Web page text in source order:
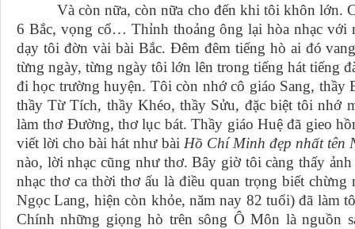
Và còn nữa, còn nữa cho đến khi tôi khôn lớn.
6 Bắc, vọng cổ… Thỉnh thoảng ông lại hòa nhạc với
dạy tôi đờn vài bài Bắc. Đêm đêm tiếng hò ai đó
từng ngày, từng ngày tôi lớn lên trong tiếng hát tiếng
đi học trường huyện. Tôi còn nhớ cô giáo Sang, thầy
thầy Từ Tích, thầy Khéo, thầy Sửu, đặc biệt tôi nhớ
làm thơ Đường, thơ lục bát. Thầy giáo Huệ đã gieo
viết lời cho bài hát như bài Hồ Chí Minh đẹp nhất tên
nào, lời nhạc cũng như thơ. Bây giờ tôi càng thấy
nhạc thơ ca thời thơ ấu là điều quan trọng biết
Ngọc Lang, hiện còn khỏe, năm nay 82 tuổi) đã làm
Chính những giọng hò trên sông Ô Môn là nguồn